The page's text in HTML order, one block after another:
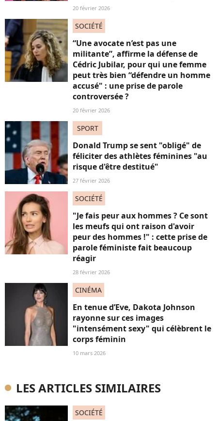
20 février 2026
SOCIÉTÉ
“Une avocate n’est pas une
militante”, affirme la défense de
Cédric Jubilar, pour qui une femme
peut très bien “défendre un homme
accusé" : une prise de parole
controversée ?
20 février 2026
SPORT
Donald Trump se sent "obligé" de
féliciter des athlètes féminines "au
risque d'être destitué"
27 février 2026
SOCIÉTÉ
"Je fais peur aux hommes ? Ce sont
les meufs qui ont raison d'avoir
peur des hommes !" : cette prise de
parole féministe fait beaucoup
réagir
28 février 2026
CINÉMA
En tenue d’Eve, Dakota Johnson
rayonne sur ces images
"intensément sexy" qui célèbrent le
corps féminin
10 mars 2026
LES ARTICLES SIMILAIRES
SOCIÉTÉ